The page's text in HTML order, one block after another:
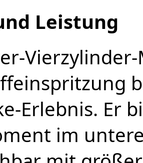
Leistung
Erlebnis. Er
im